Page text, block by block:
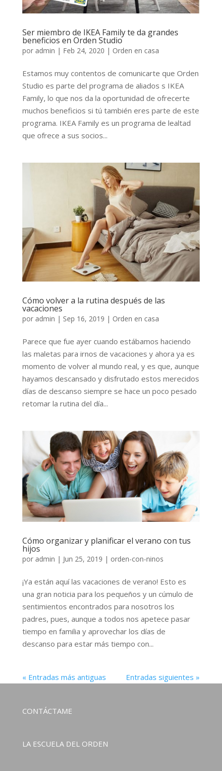
Ser miembro de IKEA Family te da grandes
beneficios en Orden Studio
por admin | Feb 24, 2020 | Orden en casa
Estamos muy contentos de comunicarte que Orden
Studio es parte del programa de aliados s IKEA
Family, lo que nos da la oportunidad de ofrecerte
muchos beneficios si tú también eres parte de este
programa. IKEA Family es un programa de lealtad
que ofrece a sus socios...
Cómo volver a la rutina después de las
vacaciones
por admin | Sep 16, 2019 | Orden en casa
Parece que fue ayer cuando estábamos haciendo
las maletas para irnos de vacaciones y ahora ya es
momento de volver al mundo real, y es que, aunque
hayamos descansado y disfrutado estos merecidos
días de descanso siempre se hace un poco pesado
retomar la rutina del día...
Cómo organizar y planificar el verano con tus
hijos
por admin | Jun 25, 2019 | orden-con-ninos
¡Ya están aquí las vacaciones de verano! Esto es
una gran noticia para los pequeños y un cúmulo de
sentimientos encontrados para nosotros los
padres, pues, aunque a todos nos apetece pasar
tiempo en familia y aprovechar los días de
descanso para estar más tiempo con...
« Entradas más antiguas Entradas siguientes »
CONTÁCTAME
LA ESCUELA DEL ORDEN